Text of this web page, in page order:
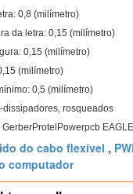
0,8 (milímetro)
da letra: 0,15 (milímetro)
0,15 (milímetro)
(milímetro)
0,5 (milímetro)
dissipadores, rosqueados
EAGLE
do cabo flexível ,
computador